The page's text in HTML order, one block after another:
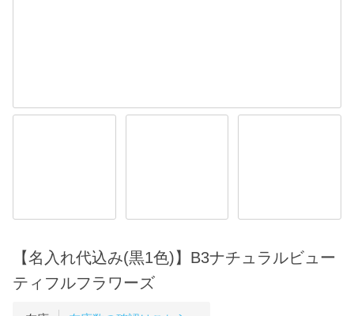
【名入れ代込み(黒1色)】B3ナチュラルビュー
ティフルフラワーズ